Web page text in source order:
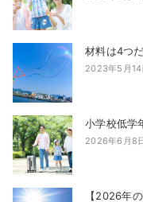
材料は4つ
2023年5月14
小学校低学
2026年6月8
【2026年